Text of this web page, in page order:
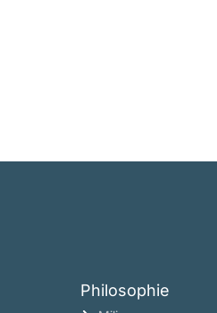
Philosophie